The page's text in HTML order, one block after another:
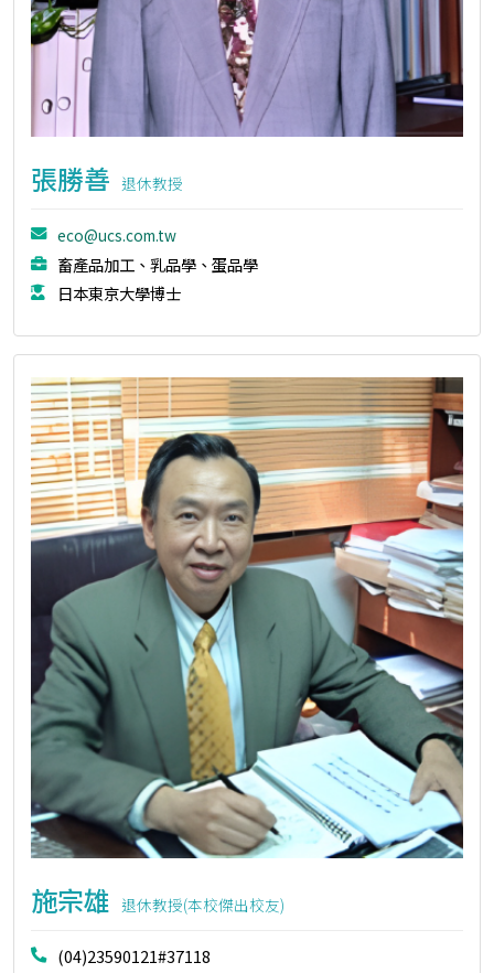
張勝善 退休教授
eco@ucs.com.tw
畜產品加工、乳品學、蛋品學
日本東京大學博士
施宗雄 退休教授(本校傑出校友)
(04)23590121#37118